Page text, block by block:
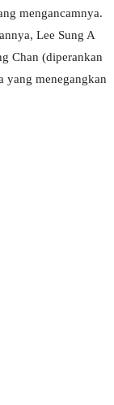
mengancamnya.
Lee Sung A
Chan (diperankan
yang menegangkan